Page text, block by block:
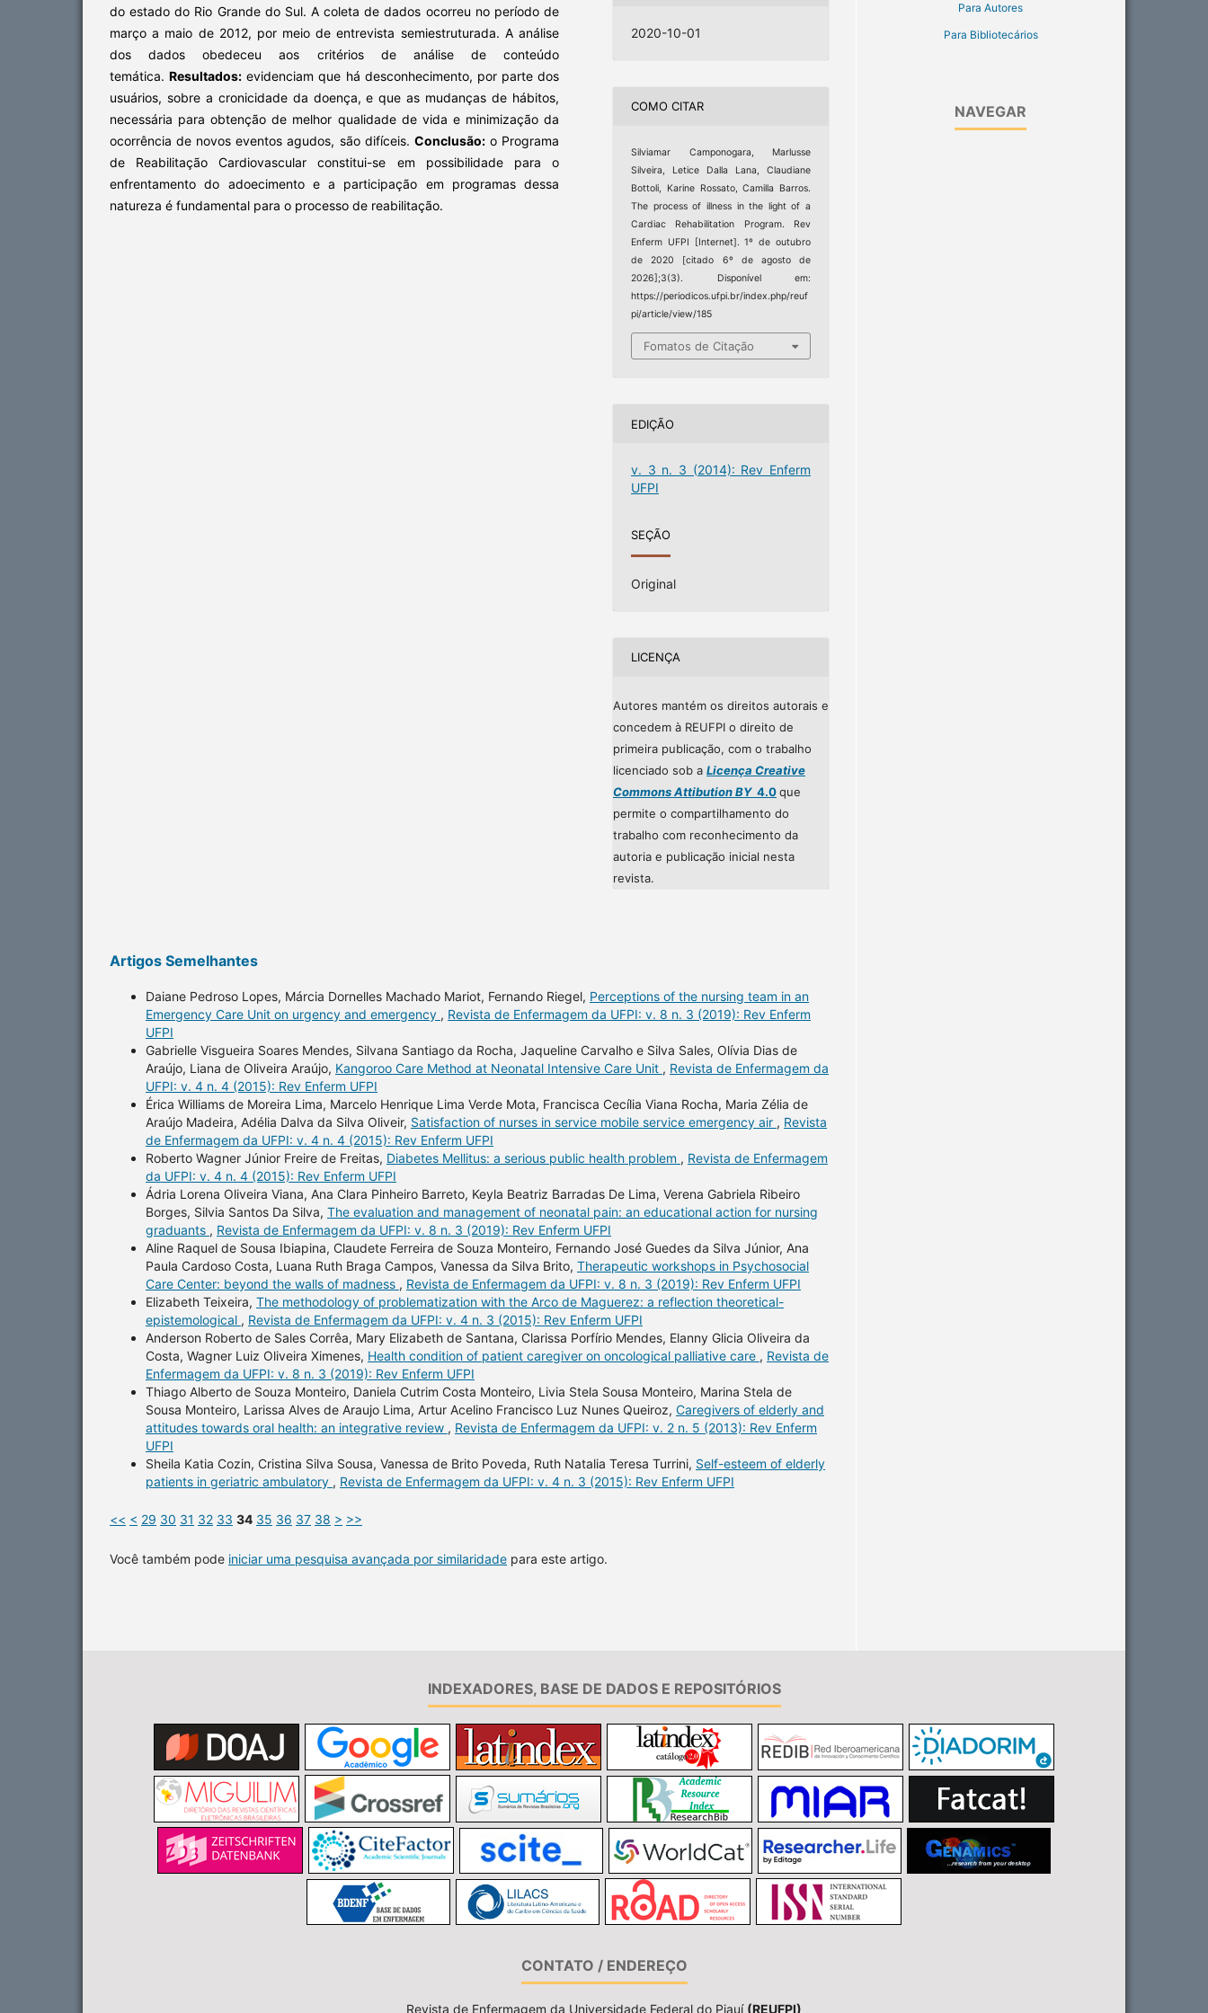
do estado do Rio Grande do Sul. A coleta de dados ocorreu no período de
março a maio de 2012, por meio de entrevista semiestruturada. A análise
dos dados obedeceu aos critérios de análise de conteúdo
temática.Resultados: evidenciam que há desconhecimento, por parte dos
usuários, sobre a cronicidade da doença, e que as mudanças de hábitos,
necessária para obtenção de melhor qualidade de vida e minimização da
ocorrência de novos eventos agudos, são difíceis. Conclusão:o Programa
de Reabilitação Cardiovascular constitui-se em possibilidade para o
enfrentamento do adoecimento e a participação em programas dessa
natureza é fundamental para o processo de reabilitação.
2020-10-01
COMO CITAR
Silviamar Camponogara, Marlusse
Silveira, Letice Dalla Lana, Claudiane
Bottoli, Karine Rossato, Camilla Barros.
The process of illness in the light of a
Cardiac Rehabilitation Program. Rev
Enferm UFPI [Internet]. 1º de outubro
de 2020 [citado 6º de agosto de
2026];3(3). Disponível em:
https://periodicos.ufpi.br/index.php/reuf
pi/article/view/185
Fomatos de Citação
EDIÇÃO
v. 3 n. 3 (2014): Rev Enferm
UFPI
SEÇÃO
Original
LICENÇA
Autores mantém os direitos autorais e
concedem à REUFPI o direito de
primeira publicação, com o trabalho
licenciado sob a Licença Creative
Commons Attibution BY4.0que
permite o compartilhamento do
trabalho com reconhecimento da
autoria e publicação inicial nesta
revista.
Artigos Semelhantes
Daiane Pedroso Lopes, Márcia Dornelles Machado Mariot, Fernando Riegel, Perceptions of the nursing team in an
Emergency Care Unit on urgency and emergency , Revista de Enfermagem da UFPI: v. 8 n. 3 (2019): Rev Enferm
UFPI
Gabrielle Visgueira Soares Mendes, Silvana Santiago da Rocha, Jaqueline Carvalho e Silva Sales, Olívia Dias de
Araújo, Liana de Oliveira Araújo, Kangoroo Care Method at Neonatal Intensive Care Unit , Revista de Enfermagem da
UFPI: v. 4 n. 4 (2015): Rev Enferm UFPI
Érica Williams de Moreira Lima, Marcelo Henrique Lima Verde Mota, Francisca Cecília Viana Rocha, Maria Zélia de
Araújo Madeira, Adélia Dalva da Silva Oliveir, Satisfaction of nurses in service mobile service emergency air , Revista
de Enfermagem da UFPI: v. 4 n. 4 (2015): Rev Enferm UFPI
Roberto Wagner Júnior Freire de Freitas, Diabetes Mellitus: a serious public health problem , Revista de Enfermagem
da UFPI: v. 4 n. 4 (2015): Rev Enferm UFPI
Ádria Lorena Oliveira Viana, Ana Clara Pinheiro Barreto, Keyla Beatriz Barradas De Lima, Verena Gabriela Ribeiro
Borges, Silvia Santos Da Silva, The evaluation and management of neonatal pain: an educational action for nursing
graduants , Revista de Enfermagem da UFPI: v. 8 n. 3 (2019): Rev Enferm UFPI
Aline Raquel de Sousa Ibiapina, Claudete Ferreira de Souza Monteiro, Fernando José Guedes da Silva Júnior, Ana
Paula Cardoso Costa, Luana Ruth Braga Campos, Vanessa da Silva Brito, Therapeutic workshops in Psychosocial
Care Center: beyond the walls of madness , Revista de Enfermagem da UFPI: v. 8 n. 3 (2019): Rev Enferm UFPI
Elizabeth Teixeira, The methodology of problematization with the Arco de Maguerez: a reflection theoretical-
epistemological , Revista de Enfermagem da UFPI: v. 4 n. 3 (2015): Rev Enferm UFPI
Anderson Roberto de Sales Corrêa, Mary Elizabeth de Santana, Clarissa Porfírio Mendes, Elanny Glicia Oliveira da
Costa, Wagner Luiz Oliveira Ximenes, Health condition of patient caregiver on oncological palliative care , Revista de
Enfermagem da UFPI: v. 8 n. 3 (2019): Rev Enferm UFPI
Thiago Alberto de Souza Monteiro, Daniela Cutrim Costa Monteiro, Livia Stela Sousa Monteiro, Marina Stela de
Sousa Monteiro, Larissa Alves de Araujo Lima, Artur Acelino Francisco Luz Nunes Queiroz, Caregivers of elderly and
attitudes towards oral health: an integrative review , Revista de Enfermagem da UFPI: v. 2 n. 5 (2013): Rev Enferm
UFPI
Sheila Katia Cozin, Cristina Silva Sousa, Vanessa de Brito Poveda, Ruth Natalia Teresa Turrini, Self-esteem of elderly
patients in geriatric ambulatory , Revista de Enfermagem da UFPI: v. 4 n. 3 (2015): Rev Enferm UFPI
<< < 29 30 31 32 33 34 35 36 37 38 > >>
Você também pode iniciar uma pesquisa avançada por similaridade para este artigo.
Para Autores
Para Bibliotecários
NAVEGAR
INDEXADORES, BASE DE DADOS E REPOSITÓRIOS
CONTATO / ENDEREÇO
Revista de Enfermagem da Universidade Federal do Piauí (REUFPI)